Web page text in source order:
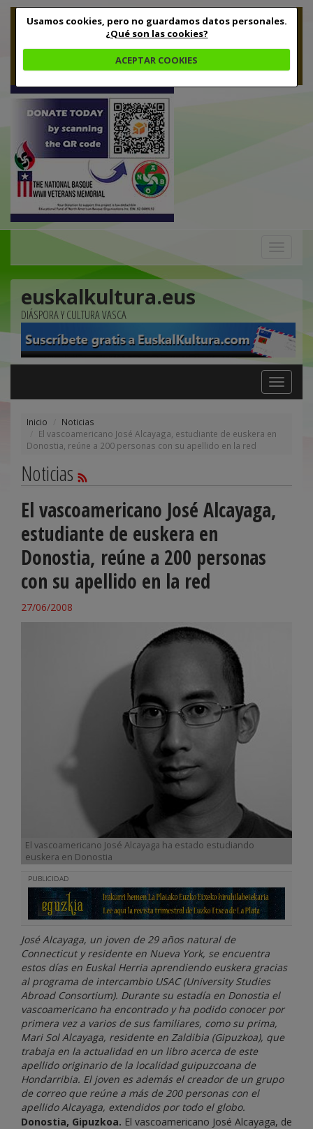
Usamos cookies, pero no guardamos datos personales.
¿Qué son las cookies?
ACEPTAR COOKIES
euskalkultura.eus
DIÁSPORA Y CULTURA VASCA
Toggle
navigation
Inicio
Noticias
El vascoamericano José Alcayaga, estudiante de euskera en
Donostia, reúne a 200 personas con su apellido en la red
Noticias
El vascoamericano José Alcayaga,
estudiante de euskera en
Donostia, reúne a 200 personas
con su apellido en la red
27/06/2008
El vascoamericano José Alcayaga ha estado estudiando
euskera en Donostia
PUBLICIDAD
José Alcayaga, un joven de 29 años natural de
Connecticut y residente en Nueva York, se encuentra
estos días en Euskal Herria aprendiendo euskera gracias
al programa de intercambio USAC (University Studies
Abroad Consortium). Durante su estadía en Donostia el
vascoamericano ha encontrado y ha podido conocer por
primera vez a varios de sus familiares, como su prima,
Mari Sol Alcayaga, residente en Zaldibia (Gipuzkoa), que
trabaja en la actualidad en un libro acerca de este
apellido originario de la localidad guipuzcoana de
Hondarribia. El joven es además el creador de un grupo
de correo que reúne a más de 200 personas con el
apellido Alcayaga, extendidos por todo el globo.
Donostia, Gipuzkoa. El vascoamericano José Alcayaga, de